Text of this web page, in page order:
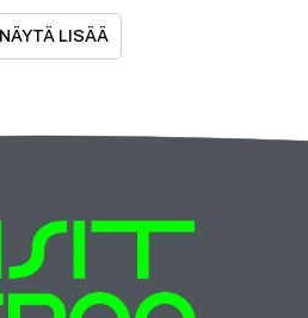
NÄYTÄ LISÄÄ